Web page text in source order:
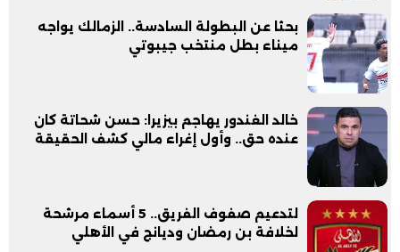
بحثا عن البطولة السادسة.. الزمالك يواجه
ميناء بطل منتخب جيبوتي
خالد الغندور يهاجم بيزيرا: حسن شحاتة كان
عنده حق.. وأول إغراء مالي كشف الحقيقة
لتدعيم صفوف الفريق.. 5 أسماء مرشحة
لخلافة بن رمضان وديانج في الأهلي